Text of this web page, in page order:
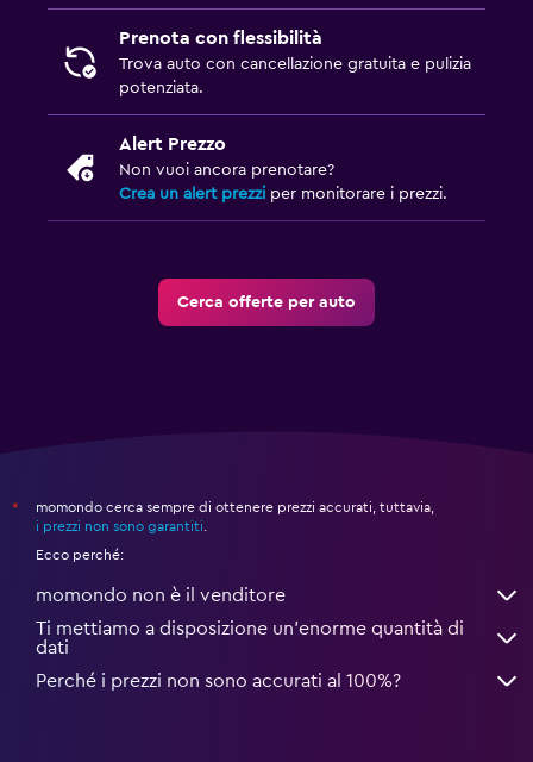
Prenota con flessibilità
Trova auto con cancellazione gratuita e pulizia
potenziata.
Alert Prezzo
Non vuoi ancora prenotare?
Crea un alert prezzi per monitorare i prezzi.
Cerca offerte per auto
*
momondo cerca sempre di ottenere prezzi accurati, tuttavia,
i prezzi non sono garantiti.
Ecco perché:
momondo non è il venditore
Ti mettiamo a disposizione un’enorme quantità di
dati
Perché i prezzi non sono accurati al 100%?